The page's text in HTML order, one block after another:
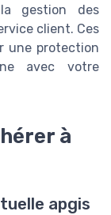
gestion des
client. Ces
une protection
avec votre
à
apgis